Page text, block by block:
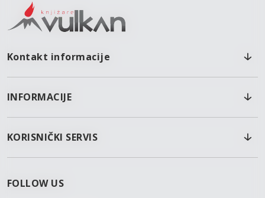
Kontakt informacije
INFORMACIJE
KORISNIČKI SERVIS
FOLLOW US